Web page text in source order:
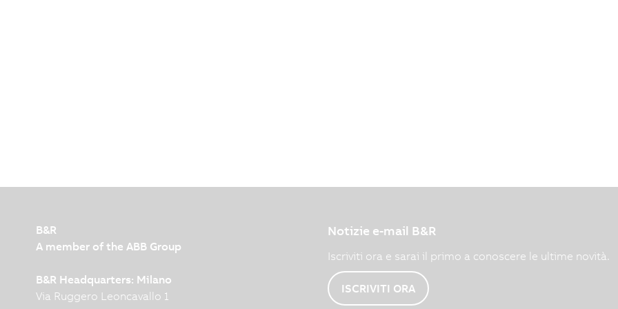
B&R
A member of the ABB Group
B&R Headquarters: Milano
Via Ruggero Leoncavallo 1
Notizie e-mail B&R
Iscriviti ora e sarai il primo a conoscere le ultime novità.
ISCRIVITI ORA